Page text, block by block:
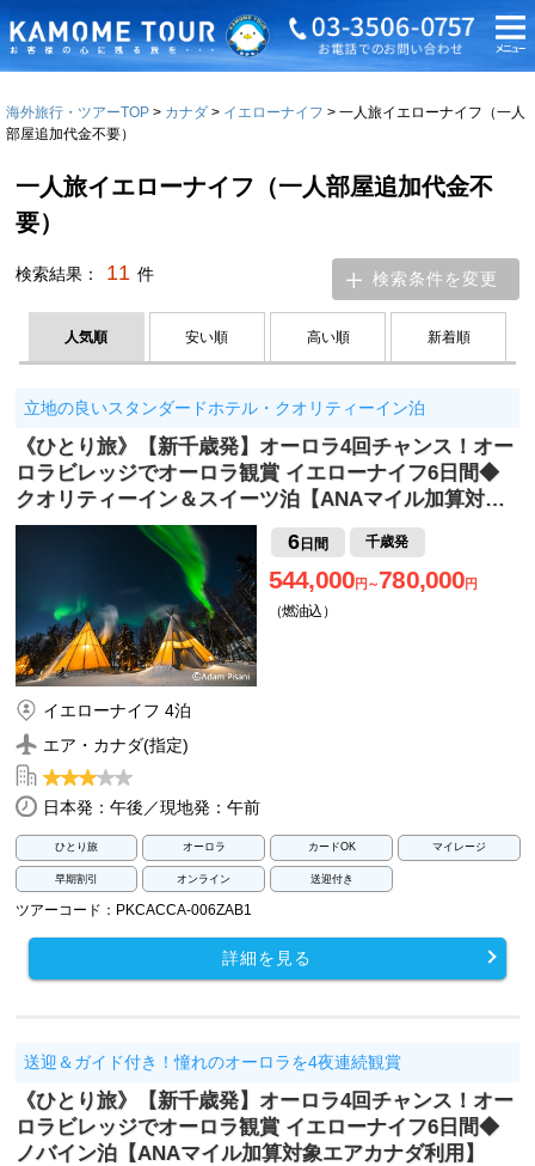
海外旅行・ツアーTOP カナダ イエローナイフ
一人旅イエローナイフ（一人
部屋追加代金不要）
一人旅イエローナイフ（一人部屋追加代金不
要）
検索結果： 11 件 検索条件を変更
人気順 安い順 高い順 新着順
立地の良いスタンダードホテル・クオリティーイン泊
《ひとり旅》【新千歳発】オーロラ4回チャンス！オー
ロラビレッジでオーロラ観賞 イエローナイフ6日間◆
クオリティーイン＆スイーツ泊【ANAマイル加算対…
6日間 千歳発
544,000円～780,000円
（燃油込）
イエローナイフ 4泊
エア・カナダ(指定)
日本発：午後／現地発：午前
ひとり旅 オーロラ カードOK マイレージ
早期割引 オンライン 送迎付き
ツアーコード：PKCACCA-006ZAB1
詳細を見る
送迎＆ガイド付き！憧れのオーロラを4夜連続観賞
《ひとり旅》【新千歳発】オーロラ4回チャンス！オー
ロラビレッジでオーロラ観賞 イエローナイフ6日間◆
ノバイン泊【ANAマイル加算対象エアカナダ利用】